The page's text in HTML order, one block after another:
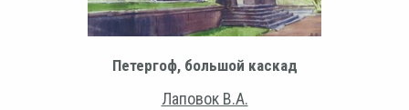
Петергоф, большой каскад
Лаповок В.А.